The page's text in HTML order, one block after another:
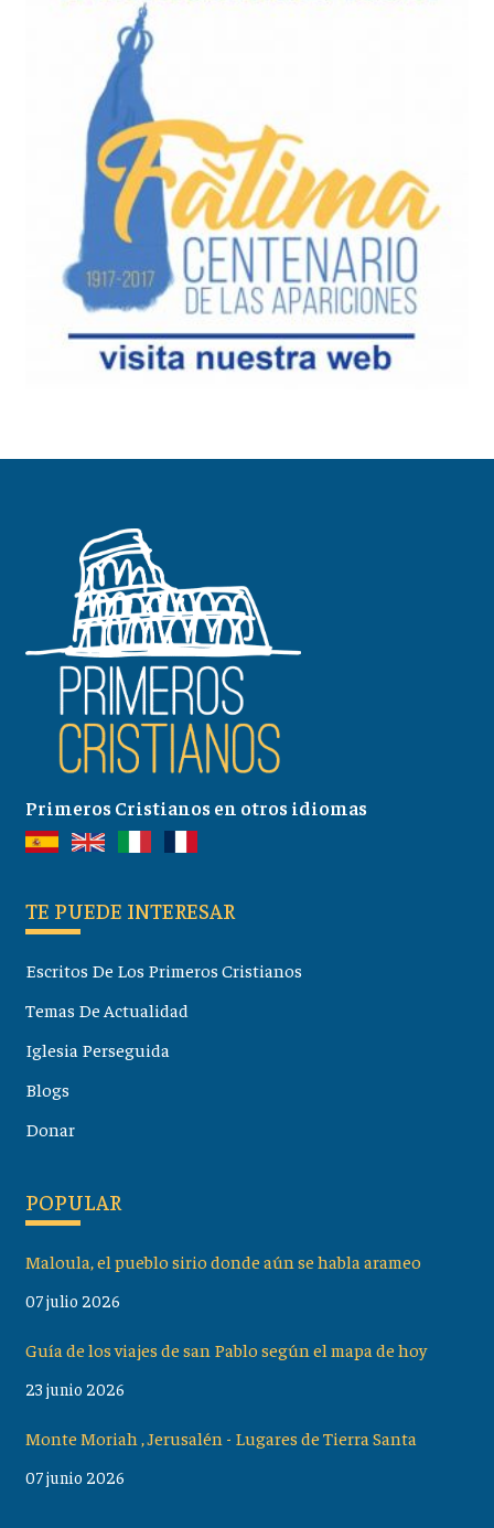
Primeros Cristianos en otros idiomas
TE PUEDE INTERESAR
Escritos De Los Primeros Cristianos
Temas De Actualidad
Iglesia Perseguida
Blogs
Donar
POPULAR
Maloula, el pueblo sirio donde aún se habla arameo
07 julio 2026
Guía de los viajes de san Pablo según el mapa de hoy
23 junio 2026
Monte Moriah , Jerusalén - Lugares de Tierra Santa
07 junio 2026